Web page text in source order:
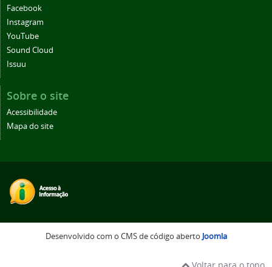
Facebook
Instagram
YouTube
Sound Cloud
Issuu
Sobre o site
Acessibilidade
Mapa do site
Desenvolvido com o CMS de código aberto Joomla